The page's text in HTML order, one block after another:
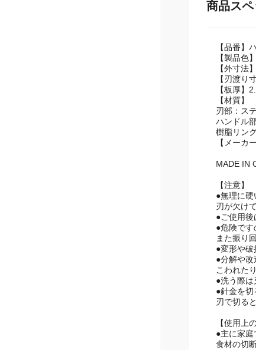
【品番】
【製品色
【外寸法
【刃渡り
【板厚】
【材質】
刃部：ス
ハンドル
樹脂リン
【注意】
●無理に
刃が欠け
●ご使用後
●危険です
また振り
●変形や破
●分解や改
こわれた
●洗う際は
●針金を
【使用上
●主に家庭